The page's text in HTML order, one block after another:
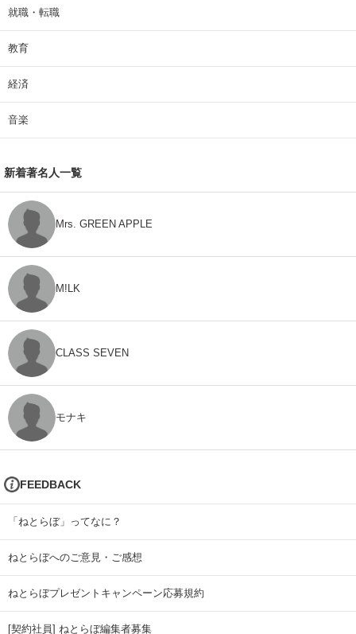
就職・転職
教育
経済
音楽
新着著名人一覧
Mrs. GREEN APPLE
M!LK
CLASS SEVEN
モナキ
FEEDBACK
「ねとらぼ」ってなに？
ねとらぼへのご意見・ご感想
ねとらぼプレゼントキャンペーン応募規約
[契約社員] ねとらぼ編集者募集